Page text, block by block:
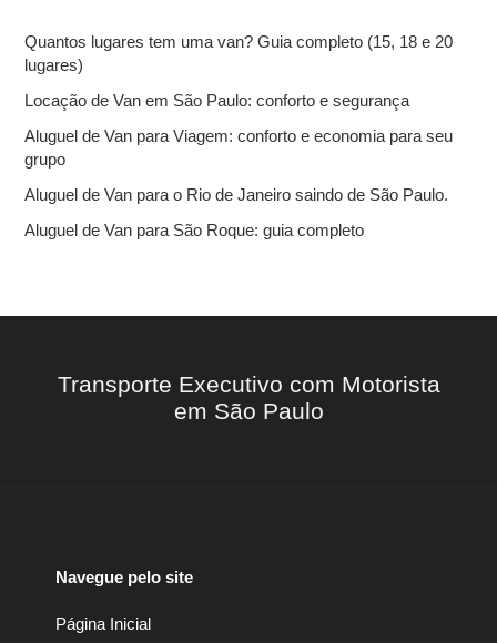
p
o
r
Quantos lugares tem uma van? Guia completo (15, 18 e 20
lugares)
Locação de Van em São Paulo: conforto e segurança
Aluguel de Van para Viagem: conforto e economia para seu
grupo
Aluguel de Van para o Rio de Janeiro saindo de São Paulo.
Aluguel de Van para São Roque: guia completo
Transporte Executivo com Motorista
em São Paulo
Navegue pelo site
Página Inicial